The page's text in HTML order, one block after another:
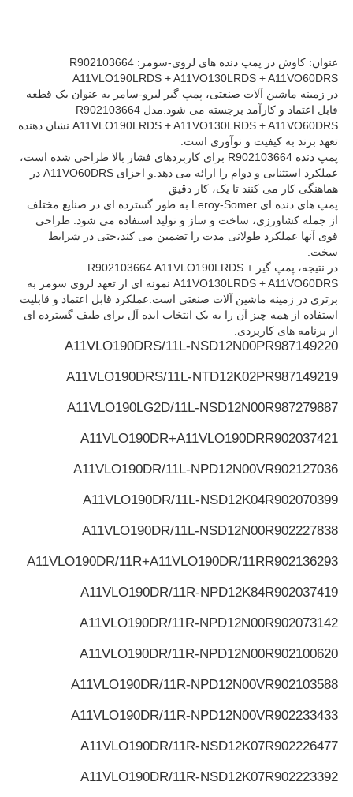
درخواست قیمت
پمپ هیدرولیک رکسروث
پمپ هیدرولیک پارکر
پمپ هیدرولیک ویکرز
شیر هیدرولیک Rexroth
لوازم جانبی فیلتر رکسرت
دریچه هیدرولیک YUKEN
پمپ هیدرولیک یوکن
عنوان: کاوش در پمپ دنده های لروی-سومر: R902103664
A11VLO190LRDS + A11VO130LRDS + A11VO60DRS
در زمینه ماشین آلات صنعتی، پمپ گیر لیرو-سامر به عنوان یک قطعه
قابل اعتماد و کارآمد برجسته می شود.مدل R902103664
A11VLO190LRDS + A11VO130LRDS + A11VO60DRS نشان دهنده
تعهد برند به کیفیت و نوآوری است.
پمپ دنده R902103664 برای کاربردهای فشار بالا طراحی شده است،
عملکرد استثنایی و دوام را ارائه می دهد.و اجزای A11VO60DRS در
هماهنگی کار می کنند تا یک، کار دقیق
پمپ های دنده ای Leroy-Somer به طور گسترده ای در صنایع مختلف
از جمله کشاورزی، ساخت و ساز و تولید استفاده می شود. طراحی
قوی آنها عملکرد طولانی مدت را تضمین می کند،حتی در شرایط
سخت.
در نتیجه، پمپ گیر R902103664 A11VLO190LRDS +
A11VO130LRDS + A11VO60DRS نمونه ای از تعهد لروی سومر به
برتری در زمینه ماشین آلات صنعتی است.عملکرد قابل اعتماد و قابلیت
استفاده از همه چیز آن را به یک انتخاب ایده آل برای طیف گسترده ای
از برنامه های کاربردی.
R987149220
A11VLO190DRS/11L-NSD12N00P
R987149219
A11VLO190DRS/11L-NTD12K02P
R987279887
A11VLO190LG2D/11L-NSD12N00
R902037421
A11VLO190DR+A11VLO190DR
R902127036
A11VLO190DR/11L-NPD12N00V
R902070399
A11VLO190DR/11L-NSD12K04
R902227838
A11VLO190DR/11L-NSD12N00
R902136293
A11VLO190DR/11R+A11VLO190DR/11R
R902037419
A11VLO190DR/11R-NPD12K84
R902073142
A11VLO190DR/11R-NPD12N00
R902100620
A11VLO190DR/11R-NPD12N00
R902103588
A11VLO190DR/11R-NPD12N00V
R902233433
A11VLO190DR/11R-NPD12N00V
R902226477
A11VLO190DR/11R-NSD12K07
R902223392
A11VLO190DR/11R-NSD12K07